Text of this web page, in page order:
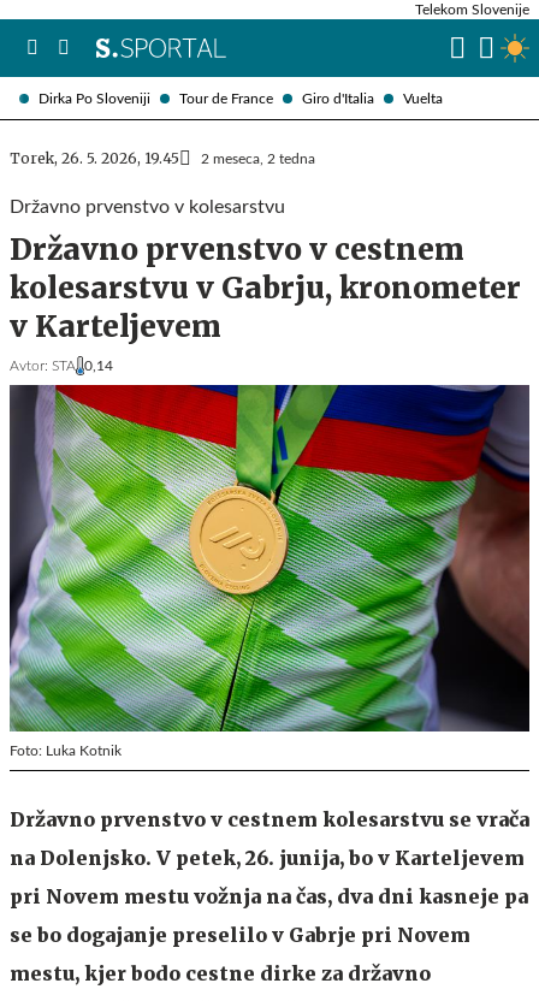
Dirka Po Sloveniji Tour de France Giro d'Italia Vuelta
Telekom Slovenije
Torek, 26. 5. 2026, 19.45 2 meseca, 2 tedna
Državno prvenstvo v kolesarstvu
Državno prvenstvo v cestnem
kolesarstvu v Gabrju, kronometer
v Karteljevem
Avtor: STA 0,14
Foto: Luka Kotnik
Državno prvenstvo v cestnem kolesarstvu se vrača
na Dolenjsko. V petek, 26. junija, bo v Karteljevem
pri Novem mestu vožnja na čas, dva dni kasneje pa
se bo dogajanje preselilo v Gabrje pri Novem
mestu, kjer bodo cestne dirke za državno